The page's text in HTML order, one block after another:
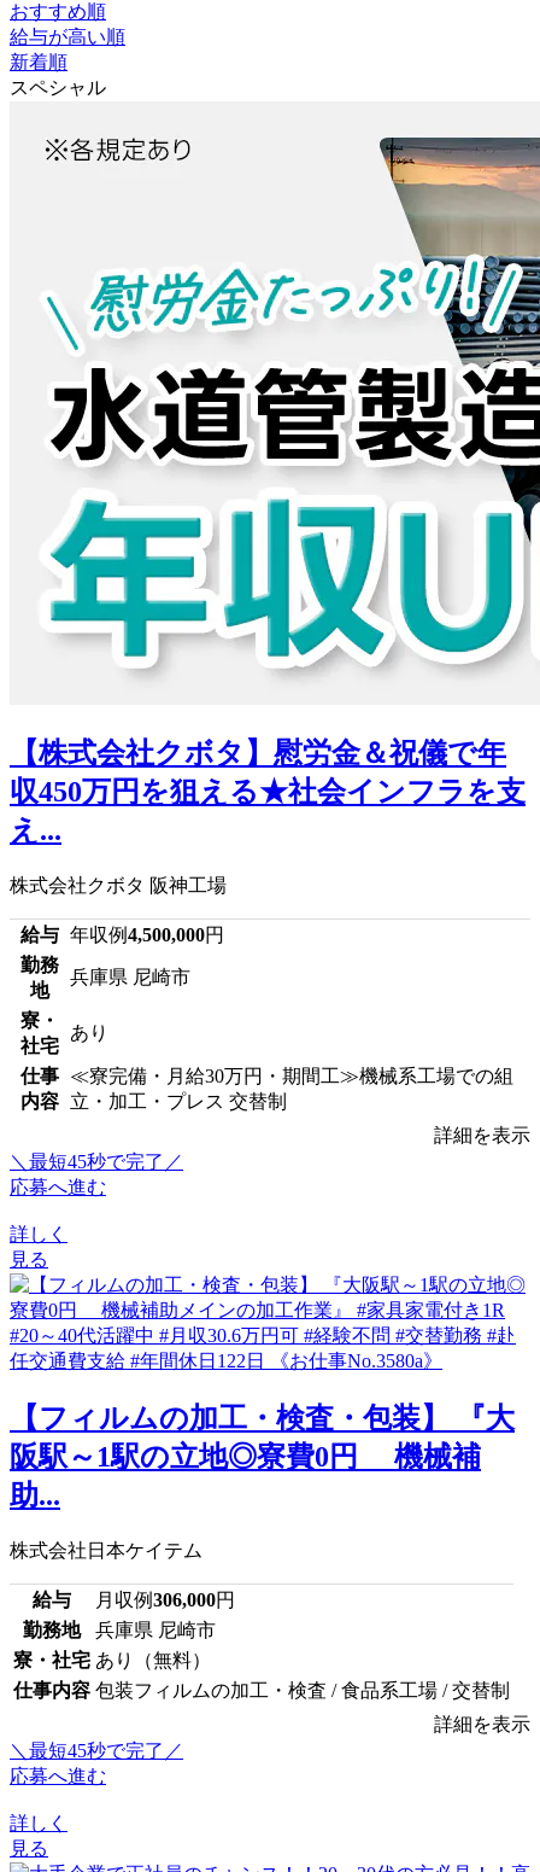
おすすめ順
給与が高い順
新着順
スペシャル
【株式会社クボタ】慰労金＆祝儀で年
収450万円を狙える★社会インフラを支
え...
株式会社クボタ 阪神工場
給与 年収例4,500,000円
勤務
地
兵庫県 尼崎市
寮・
社宅
あり
仕事
内容
≪寮完備・月給30万円・期間工≫機械系工場での組
立・加工・プレス 交替制
詳細を表示
＼最短45秒で完了／
応募へ進む
詳しく
見る
【フィルムの加工・検査・包装】 『大
阪駅～1駅の立地◎寮費0円 機械補
助...
株式会社日本ケイテム
給与 月収例306,000円
勤務地
兵庫県 尼崎市
寮・社宅 あり（無料）
仕事内容 包装フィルムの加工・検査 / 食品系工場 / 交替制
詳細を表示
＼最短45秒で完了／
応募へ進む
詳しく
見る